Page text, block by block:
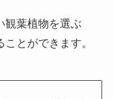
観葉植物を選ぶ
とができます。